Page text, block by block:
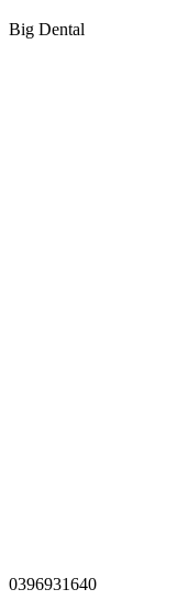
Big Dental
0396931640